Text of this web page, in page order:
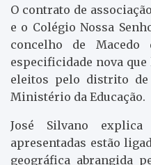
O contrato de
e o Colégio Nossa
concelho de Macedo
especificidade nova que
eleitos pelo distrito de
Ministério da Educação.
José Silvano
apresentadas estão
geográfica abrangida